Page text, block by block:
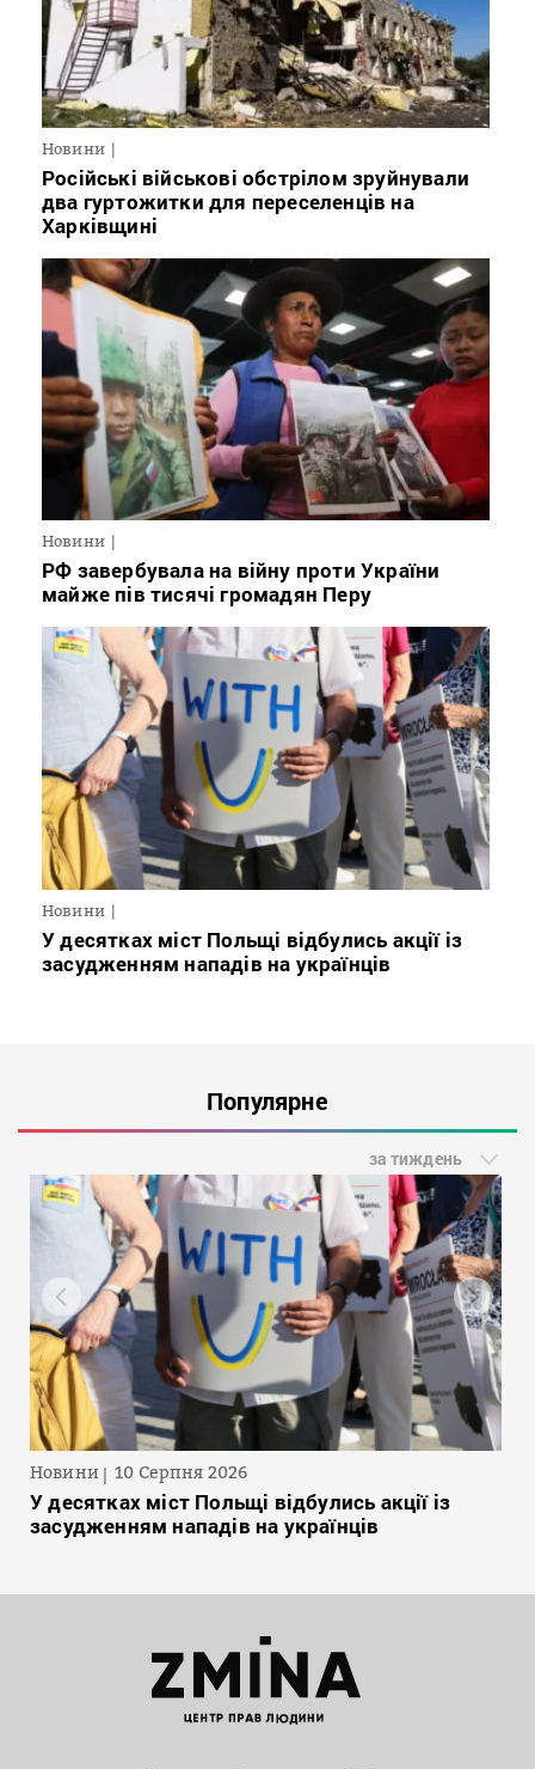
Новини
Російські військові обстрілом зруйнували
два гуртожитки для переселенців на
Харківщині
Новини
РФ завербувала на війну проти України
майже пів тисячі громадян Перу
Новини
У десятках міст Польщі відбулись акції із
засудженням нападів на українців
Популярне
за тиждень
Новини 10 Серпня 2026
У десятках міст Польщі відбулись акції із
засудженням нападів на українців